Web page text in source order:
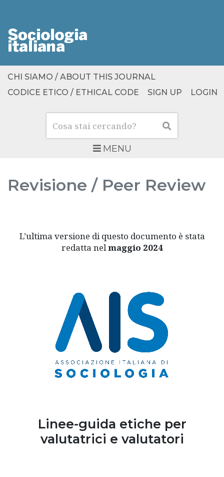
MENU
Cerca Cerca
CHI SIAMO / ABOUT THIS JOURNAL
CODICE ETICO / ETHICAL CODE
SIGN UP LOGIN
Revisione / Peer Review
L’ultima versione di questo documento è stata
redatta nelmaggio 2024
Linee-guida etiche per
valutatrici e valutatori